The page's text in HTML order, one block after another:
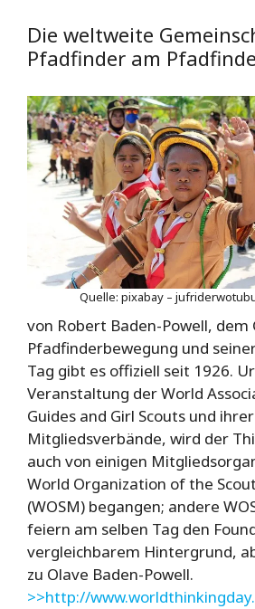
Die weltweite
Pfadfinder am
Quelle: pixabay –
von Robert Baden-Powell, dem
Pfadfinderbewegung und
Tag gibt es offiziell seit 1926.
Veranstaltung der World
Guides and Girl Scouts und ihrer
Mitgliedsverbände, wird der
auch von einigen
World Organization of the
(WOSM) begangen; andere
feiern am selben Tag den
vergleichbarem Hintergrund,
zu Olave Baden-Powell.
>>http://